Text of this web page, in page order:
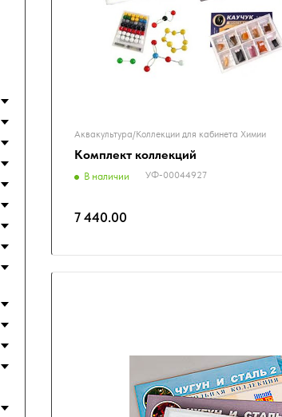
Аквакультура/Коллекции для кабинета Химии
Комплект коллекций
В наличии УФ-00044927
7 440.00